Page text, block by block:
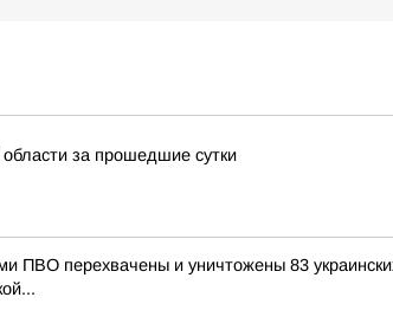
за прошедшие сутки
ПВО перехвачены и уничтожены 83